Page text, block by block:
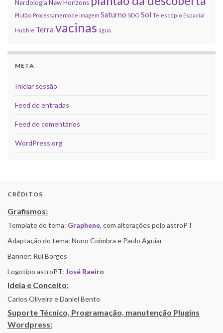
Nerdologia New Horizons
Plutão Processamento de imagem Saturno SDO Sol Telescópio Espacial
Hubble Terra vacinas água
META
Iniciar sessão
Feed de entradas
Feed de comentários
WordPress.org
CRÉDITOS
Grafismos:
Template do tema: Graphene, com alterações pelo astroPT
Adaptação do tema: Nuno Coimbra e Paulo Aguiar
Banner: Rui Borges
Logotipo astroPT: José Raeiro
Ideia e Conceito:
Carlos Oliveira e Daniel Bento
Suporte Técnico, Programação, manutenção Plugins
Wordpress: